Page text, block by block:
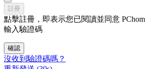
註冊
點擊註冊，即表示您已閱讀並同意
輸入驗證碼
確認
沒收到驗證碼嗎？